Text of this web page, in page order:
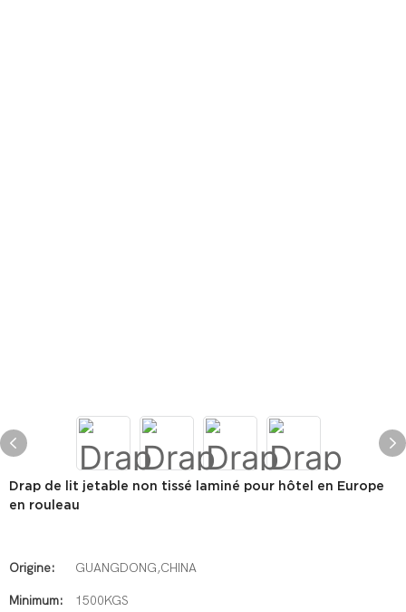
Drap de lit jetable non tissé laminé pour hôtel en Europe
en rouleau
Origine: GUANGDONG,CHINA
Minimum: 1500KGS